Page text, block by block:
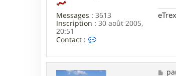
Messages : 3613
Inscription : 30 août 2005,
20:51
Contact :
n
t
a
M